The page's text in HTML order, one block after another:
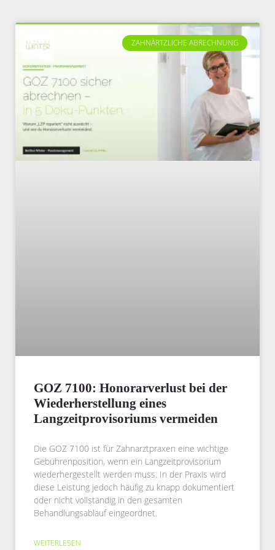
ZAHNÄRTZLICHE ABRECHNUNG
GOZ 7100: Honorarverlust bei der
Wiederherstellung eines
Langzeitprovisoriums vermeiden
Die GOZ 7100 ist für Zahnarztpraxen eine wichtige
Gebührenposition, wenn ein Langzeitprovisorium
wiederhergestellt werden muss. In der Praxis wird
diese Leistung jedoch häufig zu knapp dokumentiert
oder nicht vollständig in den gesamten
Behandlungsablauf eingeordnet.
WEITERLESEN